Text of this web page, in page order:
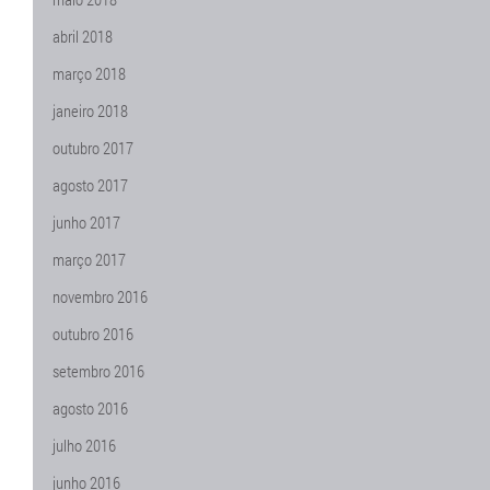
abril 2018
março 2018
janeiro 2018
outubro 2017
agosto 2017
junho 2017
março 2017
novembro 2016
outubro 2016
setembro 2016
agosto 2016
julho 2016
junho 2016